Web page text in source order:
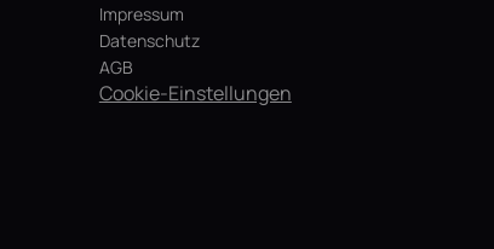
Impressum
Datenschutz
AGB
Cookie-Einstellungen